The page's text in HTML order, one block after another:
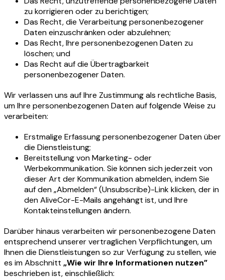
zu korrigieren oder zu berichtigen;
Das Recht, die Verarbeitung personenbezogener
Daten einzuschränken oder abzulehnen;
Das Recht, Ihre personenbezogenen Daten zu
löschen; und
Das Recht auf die Übertragbarkeit
personenbezogener Daten.
Wir verlassen uns auf Ihre Zustimmung als rechtliche Basis,
um Ihre personenbezogenen Daten auf folgende Weise zu
verarbeiten:
Erstmalige Erfassung personenbezogener Daten über
die Dienstleistung;
Bereitstellung von Marketing- oder
Werbekommunikation. Sie können sich jederzeit von
dieser Art der Kommunikation abmelden, indem Sie
auf den „Abmelden“ (Unsubscribe)-Link klicken, der in
den AliveCor-E-Mails angehängt ist, und Ihre
Kontakteinstellungen ändern.
Darüber hinaus verarbeiten wir personenbezogene Daten
entsprechend unserer vertraglichen Verpflichtungen, um
Ihnen die Dienstleistungen so zur Verfügung zu stellen, wie
es im Abschnitt „Wie wir Ihre Informationen nutzen”
beschrieben ist, einschließlich: